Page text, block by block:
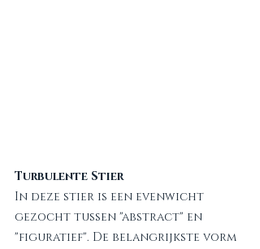
Turbulente Stier
In deze stier is een evenwicht
gezocht tussen "abstract" en
"figuratief". De belangrijkste vorm